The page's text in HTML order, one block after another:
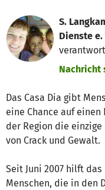
S.
Dienste e.
Nachricht
Das Casa Dia gibt
eine Chance auf einen
der Region die
von Crack und Gewalt.
Seit Juni 2007 hilft
Menschen, die in den